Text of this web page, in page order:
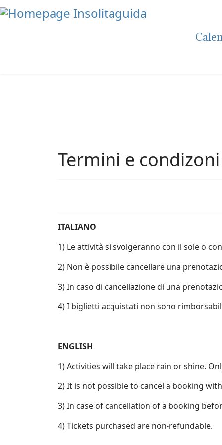
Termini e condizoni
ITALIANO
1) Le attività si svolgeranno con il sole o
2) Non è possibile cancellare una
3) In caso di cancellazione di una
4) I biglietti acquistati non sono
ENGLISH
1) Activities will take place rain or shine.
2) It is not possible to cancel a booking
3) In case of cancellation of a booking
4) Tickets purchased are non-refundable.